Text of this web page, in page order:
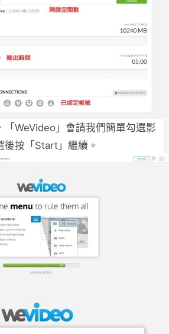
「WeVideo」會請我們簡單勾選影
後按「Start」繼續。